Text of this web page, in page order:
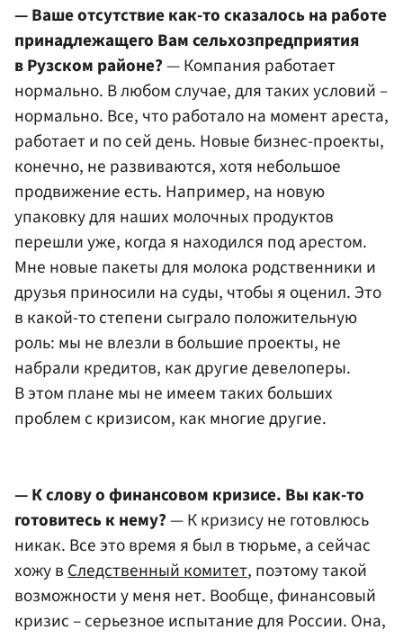
— Ваше отсутствие как-то сказалось на работе
принадлежащего Вам сельхозпредприятия
в Рузском районе?— Компания работает
нормально. В любом случае, для таких условий –
нормально. Все, что работало на момент ареста,
работает и по сей день. Новые бизнес-проекты,
конечно, не развиваются, хотя небольшое
продвижение есть. Например, на новую
упаковку для наших молочных продуктов
перешли уже, когда я находился под арестом.
Мне новые пакеты для молока родственники и
друзья приносили на суды, чтобы я оценил. Это
в какой-то степени сыграло положительную
роль: мы не влезли в большие проекты, не
набрали кредитов, как другие девелоперы.
В этом плане мы не имеем таких больших
проблем с кризисом, как многие другие.
— К слову о финансовом кризисе. Вы как-то
готовитесь к нему?— К кризису не готовлюсь
никак. Все это время я был в тюрьме, а сейчас
хожу вСледственный комитет, поэтому такой
возможности у меня нет. Вообще, финансовый
кризис – серьезное испытание для России. Она,